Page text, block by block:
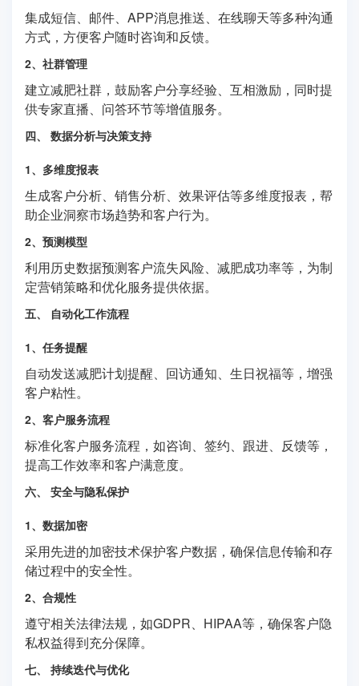
集成短信、邮件、APP消息推送、在线聊天等多种沟通
方式，方便客户随时咨询和反馈。
2、社群管理
建立减肥社群，鼓励客户分享经验、互相激励，同时提
供专家直播、问答环节等增值服务。
四、 数据分析与决策支持
1、多维度报表
生成客户分析、销售分析、效果评估等多维度报表，帮
助企业洞察市场趋势和客户行为。
2、预测模型
利用历史数据预测客户流失风险、减肥成功率等，为制
定营销策略和优化服务提供依据。
五、 自动化工作流程
1、任务提醒
自动发送减肥计划提醒、回访通知、生日祝福等，增强
客户粘性。
2、客户服务流程
标准化客户服务流程，如咨询、签约、跟进、反馈等，
提高工作效率和客户满意度。
六、 安全与隐私保护
1、数据加密
采用先进的加密技术保护客户数据，确保信息传输和存
储过程中的安全性。
2、合规性
遵守相关法律法规，如GDPR、HIPAA等，确保客户隐
私权益得到充分保障。
七、 持续迭代与优化